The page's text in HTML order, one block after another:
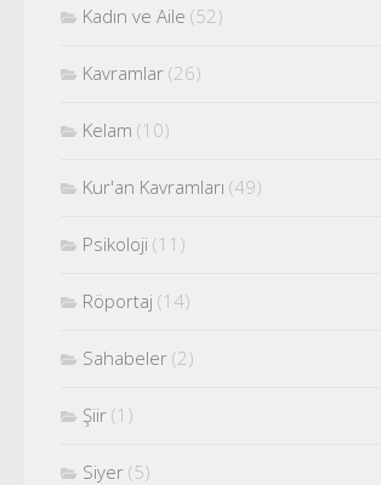
Kadın ve Aile (52)
Kavramlar (26)
Kelam (10)
Kur'an Kavramları (49)
Psikoloji (11)
Röportaj (14)
Sahabeler (2)
Şiir (1)
Siyer (5)